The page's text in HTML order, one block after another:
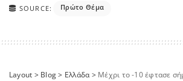
SOURCE: Πρώτο Θέμα
Layout > Blog> Ελλάδα> Μέχρι το -10 έφτασε σήμερα η θερμοκρασία –